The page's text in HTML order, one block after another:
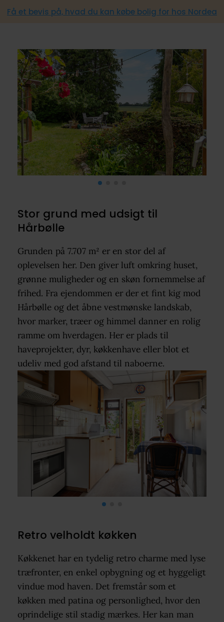
Få et bevis på, hvad du kan købe bolig for hos Nordea
Stor grund med udsigt til
Hårbølle
Grunden på 7.707 m² er en stor del af
oplevelsen her. Den giver luft omkring huset,
grønne muligheder og en skøn fornemmelse af
frihed. Fra ejendommen er der et fint kig mod
Hårbølle og det åbne vestmønske landskab,
hvor marker, træer og himmel danner en rolig
ramme om hverdagen. Her er plads til
haveprojekter, dyr, køkkenhave eller blot et
udeliv med god afstand til naboerne.
Retro velholdt køkken
Køkkenet har en tydelig retro charme med lyse
træfronter, en enkel opbygning og et hyggeligt
vindue mod haven. Det fremstår som et
køkken med patina og personlighed, hvor den
oprindelige stil stadig mærkes. Her kan man